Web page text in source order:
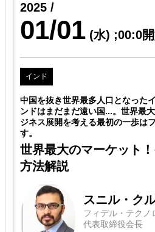
2025 /
01/01 (水) ;00:0
インド
中国を抜き世界最多人口となった
ンドはまだまだ遠い国...。世界最
ジネス展開を考える最初の一歩は
す。
世界最大のマーケット
方法解説
スニル・ク
フィデル・テクノ
代表取締役会長